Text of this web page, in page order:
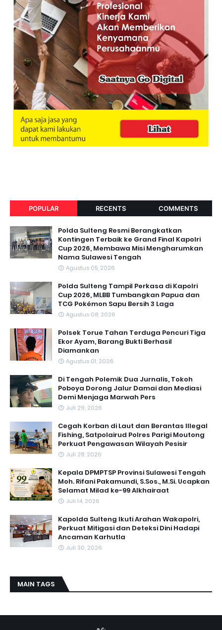
POPULAR RECENTS COMMENTS
Polda Sulteng Resmi Berangkatkan
Kontingen Terbaik ke Grand Final Kapolri
Cup 2026, Membawa Misi Mengharumkan
Nama Sulawesi Tengah
Agustus 05, 2026
Polda Sulteng Tampil Perkasa di Kapolri
Cup 2026, MLBB Tumbangkan Papua dan
TCG Pokémon Sapu Bersih 3 Laga
Agustus 08, 2026
Polsek Torue Tahan Terduga Pencuri Tiga
Ekor Ayam, Barang Bukti Berhasil
Diamankan
Agustus 01, 2026
Di Tengah Polemik Dua Jurnalis, Tokoh
Poboya Dorong Jalur Damai dan Mediasi
Demi Menjaga Marwah Pers
Juli 29, 2026
Cegah Korban di Laut dan Berantas Illegal
Fishing, Satpolairud Polres Parigi Moutong
Perkuat Pengawasan Wilayah Pesisir
Juli 28, 2026
Kepala DPMPTSP Provinsi Sulawesi Tengah
Moh. Rifani Pakamundi, S.Sos., M.Si. Ucapkan
Selamat Milad ke-99 Alkhairaat
Juli 14, 2026
Kapolda Sulteng Ikuti Arahan Wakapolri,
Perkuat Mitigasi dan Deteksi Dini Hadapi
Ancaman Karhutla
Juli 30, 2026
MAIN TAGS